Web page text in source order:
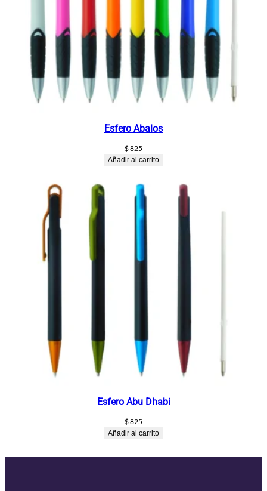
Esfero Abalos
$825
Añadir al carrito
Esfero Abu Dhabi
$825
Añadir al carrito